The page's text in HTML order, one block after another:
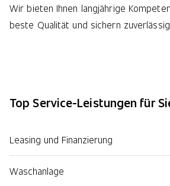
Wir bieten Ihnen langjährige
beste Qualität und sichern
Top Service-Leistungen für
Leasing und Finanzierung
Waschanlage